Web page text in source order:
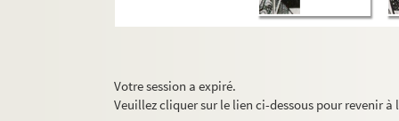
Votre session a expiré.
Veuillez cliquer sur le lien ci-dessous pour revenir